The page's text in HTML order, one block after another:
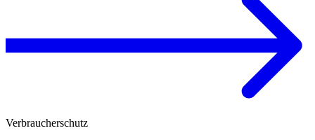
Verbraucherschutz